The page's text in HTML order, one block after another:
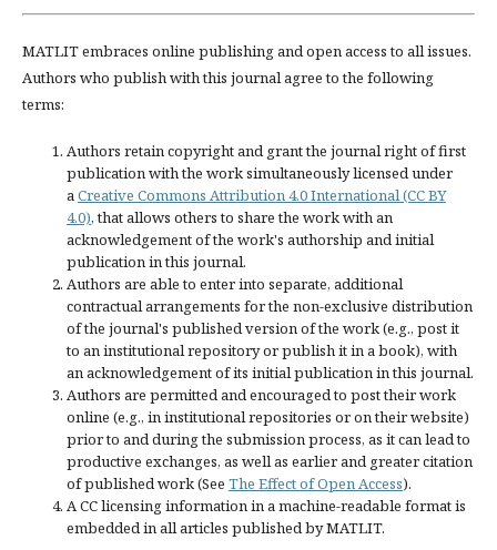
MATLIT embraces online publishing and open access to all issues.
Authors who publish with this journal agree to the following
terms:
Authors retain copyright and grant the journal right of first
publication with the work simultaneously licensed under
aCreative Commons Attribution 4.0 International (CC BY
4.0), that allows others to share the work with an
acknowledgement of the work's authorship and initial
publication in this journal.
Authors are able to enter into separate, additional
contractual arrangements for the non-exclusive distribution
of the journal's published version of the work (e.g., post it
to an institutional repository or publish it in a book), with
an acknowledgement of its initial publication in this journal.
Authors are permitted and encouraged to post their work
online (e.g., in institutional repositories or on their website)
prior to and during the submission process, as it can lead to
productive exchanges, as well as earlier and greater citation
of published work (See The Effect of Open Access).
A CC licensing information in a machine-readable format is
embedded in all articles published by MATLIT.